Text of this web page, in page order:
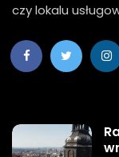
czy lokalu